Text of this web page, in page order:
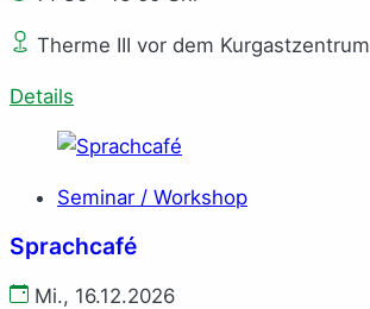
Therme III vor dem Kurgastzentrum
Details
Seminar / Workshop
Sprachcafé
Mi., 16.12.2026